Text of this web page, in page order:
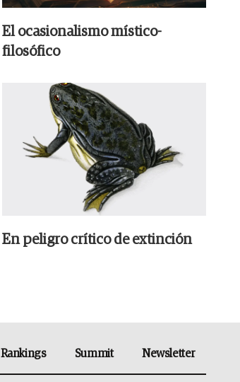
El ocasionalismo místico-
filosófico
En peligro crítico de extinción
Rankings Summit Newsletter